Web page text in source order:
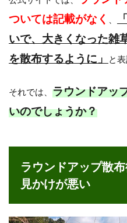
ついては記載がなく
いで、大きくなった雑
を散布するように」
と
それでは、 ラウンドアッ
いのでしょうか？
ラウンドアップ散
見かけが悪い